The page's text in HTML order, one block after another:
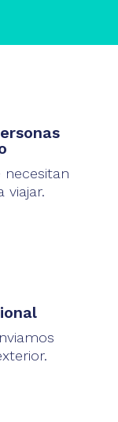
necesitan
viajar.